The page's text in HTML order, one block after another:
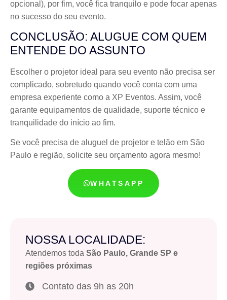
opcional), por fim, você fica tranquilo e pode focar apenas
no sucesso do seu evento.
CONCLUSÃO: ALUGUE COM QUEM
ENTENDE DO ASSUNTO
Escolher o projetor ideal para seu evento não precisa ser
complicado, sobretudo quando você conta com uma
empresa experiente como a XP Eventos. Assim, você
garante equipamentos de qualidade, suporte técnico e
tranquilidade do início ao fim.
Se você precisa de aluguel de projetor e telão em São
Paulo e região, solicite seu orçamento agora mesmo!
WHATSAPP
NOSSA LOCALIDADE:
Atendemos toda São Paulo, Grande SP e
regiões próximas
Contato das 9h as 20h